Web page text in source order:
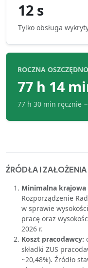
12 s
Tylko obsługa
ROCZNA
77 h 14
77 h 30 min ręcznie −
ŹRÓDŁA I ZAŁOŻENIA
Minimalna krajowa
Rozporządzenie
w sprawie
pracę oraz
2026 r.
Koszt pracodawcy:
składki ZUS
~20,48%). Źródło